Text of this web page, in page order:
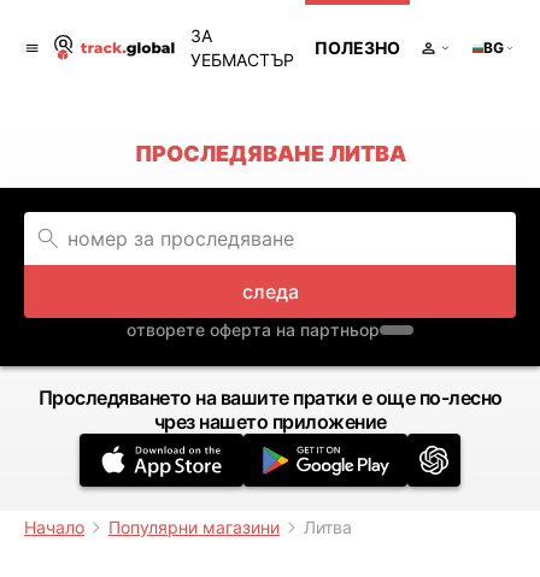
ЗА
УЕБМАСТЪР
ПОЛЕЗНО BG
ПРОСЛЕДЯВАНЕ ЛИТВА
следа
отворете оферта на партньор
Проследяването на вашите пратки е още по-лесно
чрез нашето приложение
Начало Популярни магазини Литва